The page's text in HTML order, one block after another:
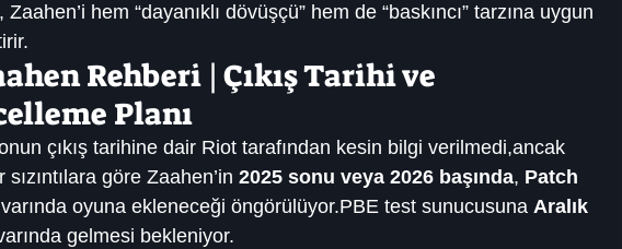
Zaahen’i hem “dayanıklı dövüşçü” hem de “baskıncı” tarzına uygun
Rehberi | Çıkış Tarihi ve
Planı
çıkış tarihine dair Riot tarafından kesin bilgi verilmedi,ancak
göre Zaahen’in 2025 sonu veya 2026 başında, Patch
oyuna ekleneceği öngörülüyor.PBE test sunucusuna Aralık
gelmesi bekleniyor.